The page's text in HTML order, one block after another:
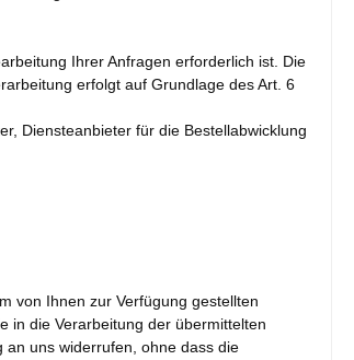
Ihrer Anfragen erforderlich ist. Die
erfolgt auf Grundlage des Art. 6
Diensteanbieter für die Bestellabwicklung
von Ihnen zur Verfügung gestellten
in die Verarbeitung der übermittelten
an uns widerrufen, ohne dass die